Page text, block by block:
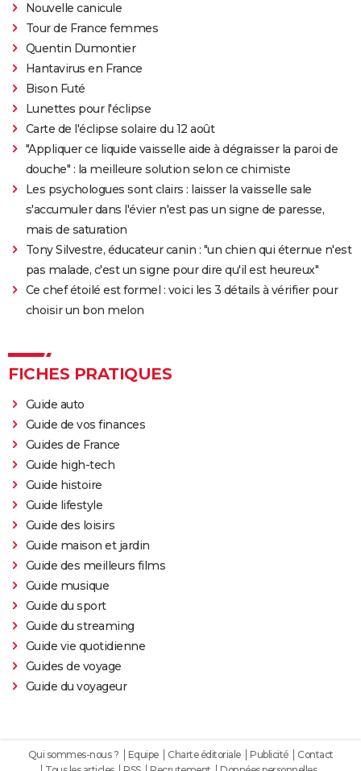
Nouvelle canicule
Tour de France femmes
Quentin Dumontier
Hantavirus en France
Bison Futé
Lunettes pour l'éclipse
Carte de l'éclipse solaire du 12 août
"Appliquer ce liquide vaisselle aide à dégraisser la paroi de
douche" : la meilleure solution selon ce chimiste
Les psychologues sont clairs : laisser la vaisselle sale
s'accumuler dans l'évier n'est pas un signe de paresse,
mais de saturation
Tony Silvestre, éducateur canin : "un chien qui éternue n'est
pas malade, c'est un signe pour dire qu'il est heureux"
Ce chef étoilé est formel : voici les 3 détails à vérifier pour
choisir un bon melon
FICHES PRATIQUES
Guide auto
Guide de vos finances
Guides de France
Guide high-tech
Guide histoire
Guide lifestyle
Guide des loisirs
Guide maison et jardin
Guide des meilleurs films
Guide musique
Guide du sport
Guide du streaming
Guide vie quotidienne
Guides de voyage
Guide du voyageur
Qui sommes-nous ? Equipe Charte éditoriale Publicité
Contact